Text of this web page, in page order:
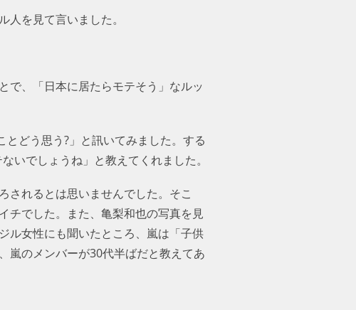
を見て言いました。
で、「日本に居たらモテそう」なルッ
どう思う?」と訊いてみました。する
いでしょうね」と教えてくれました。
されるとは思いませんでした。そこ
チでした。また、亀梨和也の写真を見
ル女性にも聞いたところ、嵐は「子供
嵐のメンバーが30代半ばだと教えてあ